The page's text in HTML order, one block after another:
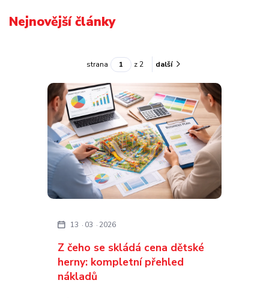
Nejnovější články
strana z 2 další
Z čeho se skládá cena dětské
herny: kompletní přehled
nákladů
13 03 2026